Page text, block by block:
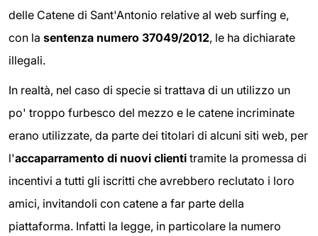
delle Catene di Sant'Antonio relative al web surfing e,
con la sentenza numero 37049/2012, le ha dichiarate
illegali.
In realtà, nel caso di specie si trattava di un utilizzo un
po' troppo furbesco del mezzo e le catene incriminate
erano utilizzate, da parte dei titolari di alcuni siti web, per
l'accaparramento di nuovi clienti tramite la promessa di
incentivi a tutti gli iscritti che avrebbero reclutato i loro
amici, invitandoli con catene a far parte della
piattaforma. Infatti la legge, in particolare la numero